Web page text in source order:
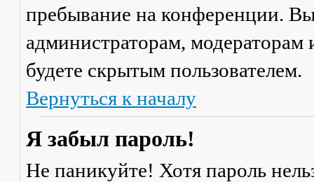
пребывание на конференции.
администраторам,
будете скрытым пользователем.
Вернуться к началу
Я забыл пароль!
Не паникуйте! Хотя пароль